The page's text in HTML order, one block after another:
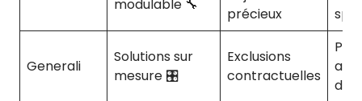
modulable 🔧
précieux
Generali
Solutions sur
mesure 🎛️
Exclusions
contractuelles